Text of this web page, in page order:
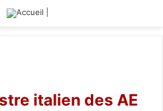
italien des AE